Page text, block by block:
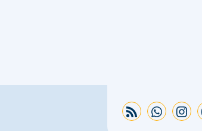
instagram
whatsapp
rss feed